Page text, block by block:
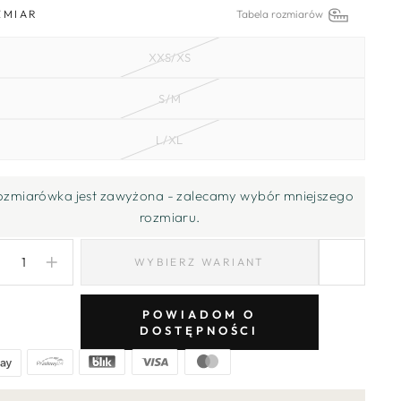
Tabela rozmiarów
XXS/XS
S/M
L/XL
jest zawyżona - zalecamy wybór mniejszego
rozmiaru.
WYBIERZ WARIANT
POWIADOM O
DOSTĘPNOŚCI